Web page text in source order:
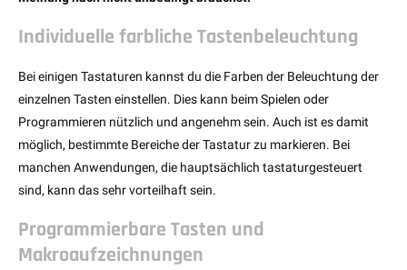
Individuelle farbliche Tastenbeleuchtung
Bei einigen Tastaturen kannst du die Farben der Beleuchtung der
einzelnen Tasten einstellen. Dies kann beim Spielen oder
Programmieren nützlich und angenehm sein. Auch ist es damit
möglich, bestimmte Bereiche der Tastatur zu markieren. Bei
manchen Anwendungen, die hauptsächlich tastaturgesteuert
sind, kann das sehr vorteilhaft sein.
Programmierbare Tasten und
Makroaufzeichnungen